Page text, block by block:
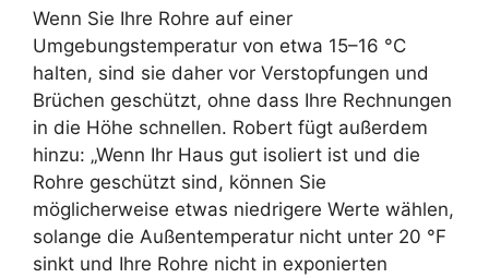
Wenn Sie Ihre Rohre auf einer
Umgebungstemperatur von etwa 15–16 °C
halten, sind sie daher vor Verstopfungen und
Brüchen geschützt, ohne dass Ihre Rechnungen
in die Höhe schnellen. Robert fügt außerdem
hinzu: „Wenn Ihr Haus gut isoliert ist und die
Rohre geschützt sind, können Sie
möglicherweise etwas niedrigere Werte wählen,
solange die Außentemperatur nicht unter 20 °F
sinkt und Ihre Rohre nicht in exponierten